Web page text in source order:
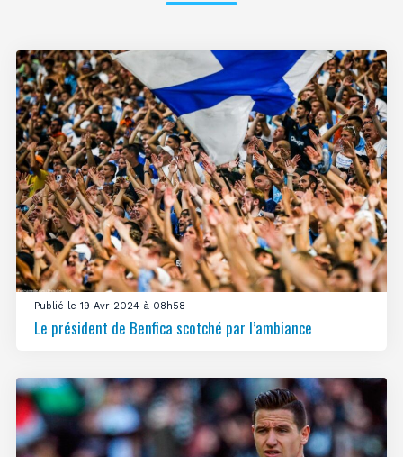
Publié le 19 Avr 2024 à 08h58
Le président de Benfica scotché par l’ambiance